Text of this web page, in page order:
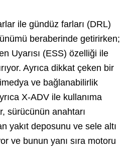
ile gündüz farları (DRL)
beraberinde getirirken;
Uyarısı (ESS) özelliği ile
Ayrıca dikkat çeken bir
ve bağlanabilirlik
X-ADV ile kullanıma
sürücünün anahtarı
yakıt deposunu ve sele altı
ve bunun yanı sıra motoru